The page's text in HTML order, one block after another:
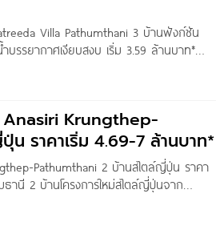
Villa Pathumthani 3 บ้านฟังก์ชัน
รรยากาศเงียบสงบ เริ่ม 3.59 ล้านบาท*
ทุกคน วันนี้ผมพามาชมโครงการ
Krungthep-
ราคาเริ่ม 4.69-7 ล้านบาท*
Pathumthani 2 บ้านสไตล์ญี่ปุ่น ราคา
านี 2 บ้านโครงการใหม่สไตล์ญี่ปุ่นจาก
ต.บางคูวัด อ.เมือง จ.ปทุมธานี ครบทุก
วามสะดวก​ทั้ง ทางด่วน 2 เส้น (ทางด่วน